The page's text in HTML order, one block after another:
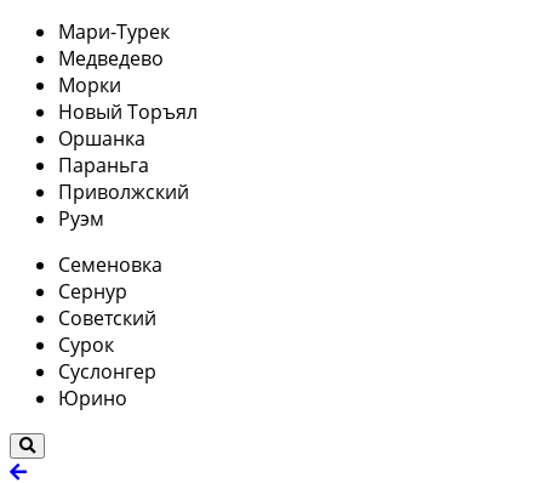
Мари-Турек
Медведево
Морки
Новый Торъял
Оршанка
Параньга
Приволжский
Руэм
Семеновка
Сернур
Советский
Сурок
Суслонгер
Юрино